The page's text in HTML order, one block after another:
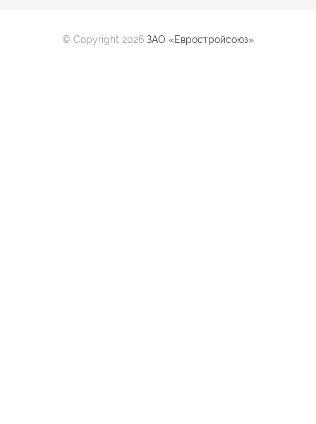
© Copyright 2026 ЗАО «Евростройсоюз»